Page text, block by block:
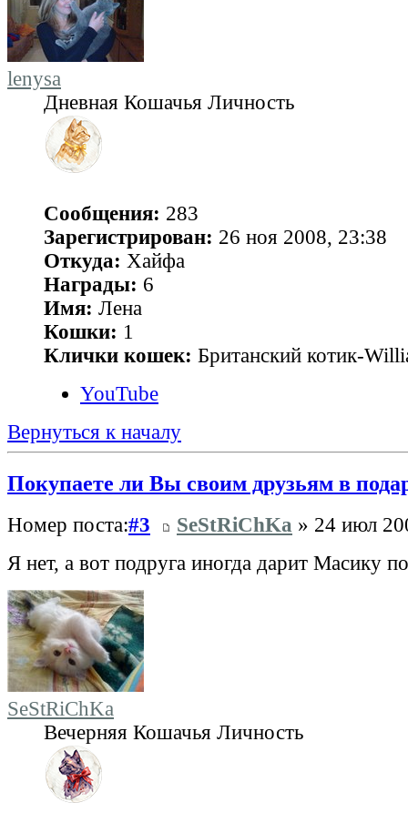
lenysa
Дневная Кошачья Личность
Сообщения: 283
Зарегистрирован: 26 ноя 2008, 23:38
Откуда: Хайфа
Награды: 6
Имя: Лена
Кошки: 1
Клички кошек: Британский котик-
YouTube
Вернуться к началу
Покупаете ли Вы своим друзьям в
Номер поста:#3 SeStRiChKa » 24 июл
Я нет, а вот подруга иногда дарит Масику
SeStRiChKa
Вечерняя Кошачья Личность